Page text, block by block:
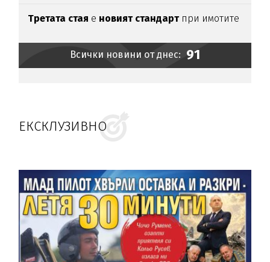
Третата стая е новият стандартпри имотите
Всички новини от днес: 91
ЕКСКЛУЗИВНО